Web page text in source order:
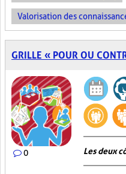
Valorisation des
GRILLE « POUR OU
0 Les deux